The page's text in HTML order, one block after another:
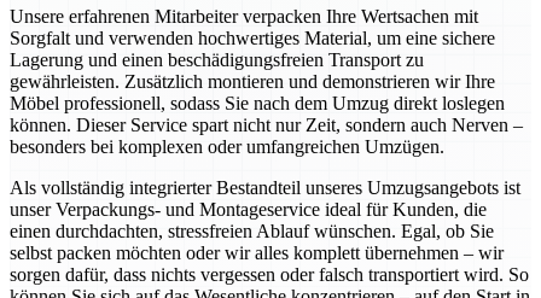
Unsere erfahrenen Mitarbeiter verpacken Ihre Wertsachen mit
Sorgfalt und verwenden hochwertiges Material, um eine sichere
Lagerung und einen beschädigungsfreien Transport zu
gewährleisten. Zusätzlich montieren und demonstrieren wir Ihre
Möbel professionell, sodass Sie nach dem Umzug direkt loslegen
können. Dieser Service spart nicht nur Zeit, sondern auch Nerven –
besonders bei komplexen oder umfangreichen Umzügen.
Als vollständig integrierter Bestandteil unseres Umzugsangebots ist
unser Verpackungs- und Montageservice ideal für Kunden, die
einen durchdachten, stressfreien Ablauf wünschen. Egal, ob Sie
selbst packen möchten oder wir alles komplett übernehmen – wir
sorgen dafür, dass nichts vergessen oder falsch transportiert wird. So